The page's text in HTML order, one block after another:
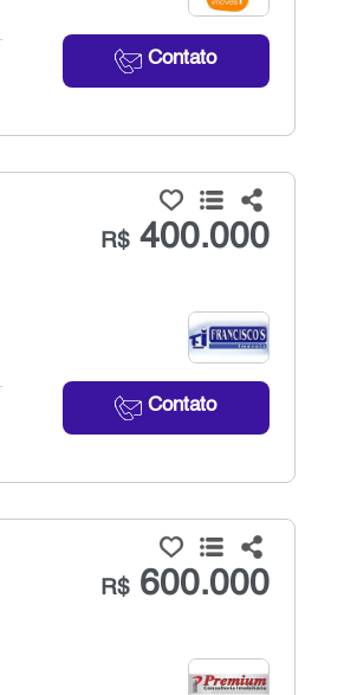
Contato
R$400.000
Contato
R$600.000